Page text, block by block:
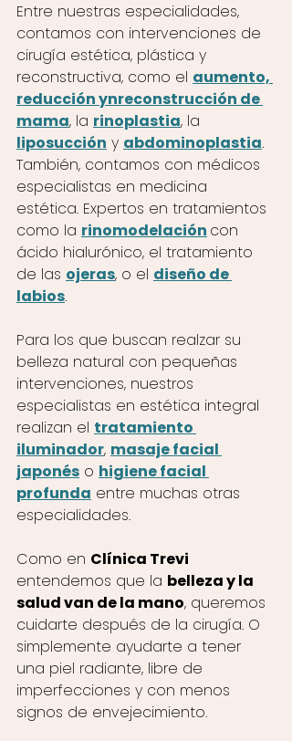
Entre nuestras especialidades,
contamos con intervenciones de
cirugía estética, plástica y
reconstructiva, como el aumento,
reducción ynreconstrucción de
mama, la rinoplastia, la
liposucción y abdominoplastia.
También, contamos con médicos
especialistas en medicina
estética. Expertos en tratamientos
como la rinomodelación con
ácido hialurónico, el tratamiento
de las ojeras, o el diseño de
labios.
Para los que buscan realzar su
belleza natural con pequeñas
intervenciones, nuestros
especialistas en estética integral
realizan el tratamiento
iluminador, masaje facial
japonés o higiene facial
profunda entre muchas otras
especialidades.
Como en Clínica Trevi
entendemos que la belleza y la
salud van de la mano, queremos
cuidarte después de la cirugía. O
simplemente ayudarte a tener
una piel radiante, libre de
imperfecciones y con menos
signos de envejecimiento.